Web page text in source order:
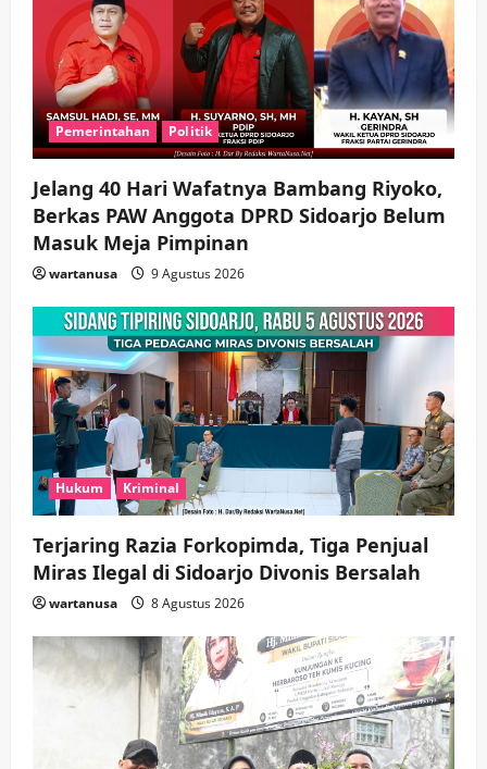
5 wartanusa 4 Agustus 2026
Pemerintahan Politik
Jelang 40 Hari Wafatnya Bambang Riyoko,
Berkas PAW Anggota DPRD Sidoarjo Belum
Masuk Meja Pimpinan ​
wartanusa 9 Agustus 2026
Hukum Kriminal
Terjaring Razia Forkopimda, Tiga Penjual
Miras Ilegal di Sidoarjo Divonis Bersalah
wartanusa 8 Agustus 2026